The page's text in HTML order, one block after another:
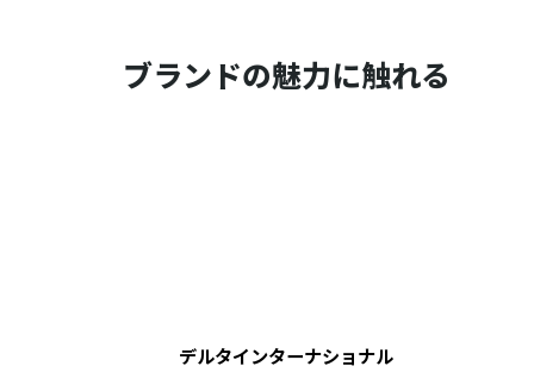
ブランドの魅力に触れる
デルタインターナショナル